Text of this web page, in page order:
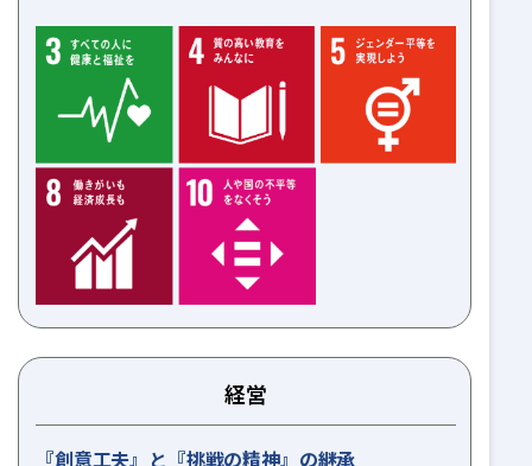
経営
『創意工夫』と『挑戦の精神』の継承